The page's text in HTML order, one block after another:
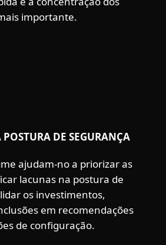
importante.
DE SEGURANÇA
ajudam-no a priorizar as
lacunas na postura de
os investimentos,
em recomendações
de configuração.